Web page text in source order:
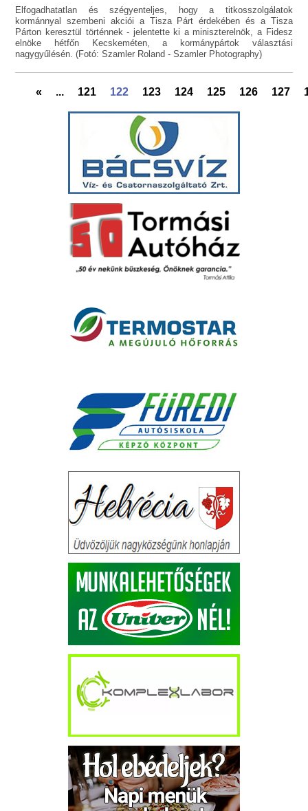
Elfogadhatatlan és szégyenteljes, hogy a titkosszolgálatok
kormánnyal szembeni akciói a Tisza Párt érdekében és a Tisza
Párton keresztül történnek - jelentette ki a miniszterelnök, a Fidesz
elnöke hétfőn Kecskeméten, a kormánypártok választási
nagygyűlésén. (Fotó: Szamler Roland - Szamler Photography)
« ... 121 122 123 124 125 126 127